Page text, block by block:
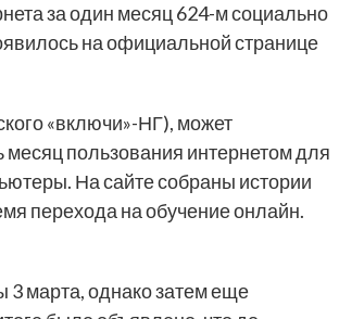
за один месяц 624-м социально
на официальной странице
«включи»-НГ), может
пользования интернетом для
На сайте собраны истории
перехода на обучение онлайн.
3 марта, однако затем еще